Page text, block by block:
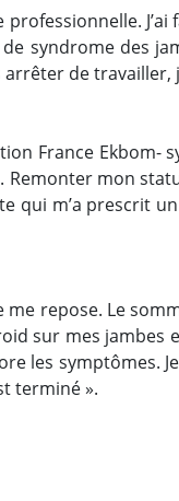
syndrome des
de travailler,
France Ekbom-
Remonter mon
qui m’a prescrit
repose. Le
sur mes jambes
les symptômes.
terminé ».